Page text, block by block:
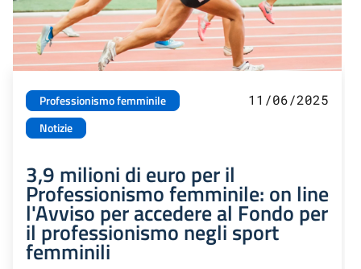
Professionismo femminile
Notizie
11/06/2025
3,9 milioni di euro per il
Professionismo femminile: on line
l'Avviso per accedere al Fondo per
il professionismo negli sport
femminili